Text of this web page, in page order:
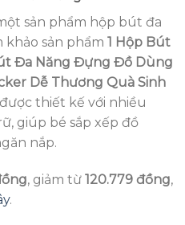
sản phẩm hộp bút đa
khảo sản phẩm 1 Hộp Bút
Đa Năng Đựng Đồ Dùng
Dễ Thương Quà Sinh
thiết kế với nhiều
giúp bé sắp xếp đồ
nắp.
, giảm từ 120.779 đồng,
.